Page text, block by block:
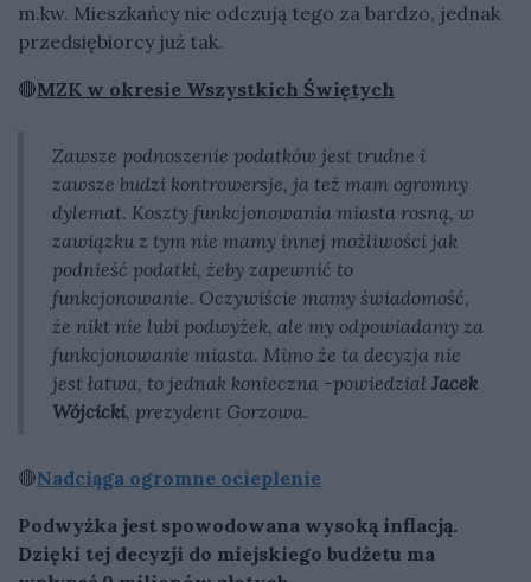
m.kw. Mieszkańcy nie odczują tego za bardzo, jednak
przedsiębiorcy już tak.
🔴MZK w okresie Wszystkich Świętych
Zawsze podnoszenie podatków jest trudne i
zawsze budzi kontrowersje, ja też mam ogromny
dylemat. Koszty funkcjonowania miasta rosną, w
zawiązku z tym nie mamy innej możliwości jak
podnieść podatki, żeby zapewnić to
funkcjonowanie. Oczywiście mamy świadomość,
że nikt nie lubi podwyżek, ale my odpowiadamy za
funkcjonowanie miasta. Mimo że ta decyzja nie
jest łatwa, to jednak konieczna -powiedział Jacek
Wójcicki, prezydent Gorzowa.
🔴Nadciąga ogromne ocieplenie
Podwyżka jest spowodowana wysoką inflacją.
Dzięki tej decyzji do miejskiego budżetu ma